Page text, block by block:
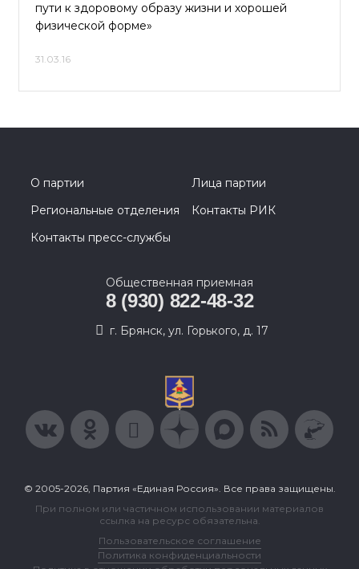
пути к здоровому образу жизни и хорошей
физической форме»
31.03.16
О партии
Лица партии
Региональные отделения
Контакты РИК
Контакты пресс-службы
Общественная приемная
8 (930) 822-48-32
г. Брянск, ул. Горького, д. 17
© 2005-2026, Партия «Единая Россия». Все права защищены.
При полном или частичном использовании материалов
ссылка на ресурс обязательна.
Пользовательское соглашение
Политика конфиденциальности